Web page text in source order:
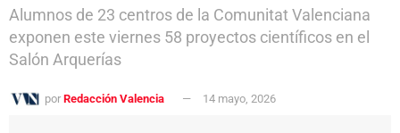
Alumnos de 23 centros de la Comunitat Valenciana
exponen este viernes 58 proyectos científicos en el
Salón Arquerías
por Redacción Valencia 14 mayo, 2026